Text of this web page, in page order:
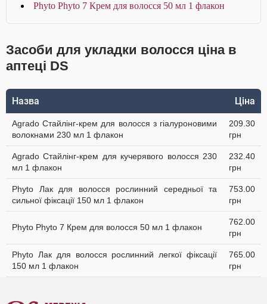
Phyto Phyto 7 Крем для волосся 50 мл 1 флакон
Засоби для укладки волосся ціна в
аптеці DS
Назва Ціна
Agrado Стайлінг-крем для волосся з гіалуроновими
волокнами 230 мл 1 флакон
209.30
грн
Agrado Стайлінг-крем для кучерявого волосся 230
мл 1 флакон
232.40
грн
Phyto Лак для волосся рослинний середньої та
сильної фіксації 150 мл 1 флакон
753.00
грн
Phyto Phyto 7 Крем для волосся 50 мл 1 флакон
762.00
грн
Phyto Лак для волосся рослинний легкої фіксації
150 мл 1 флакон
765.00
грн